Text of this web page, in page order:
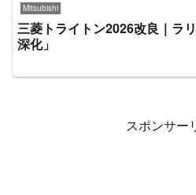
Mitsubishi
三菱トライトン2026改良｜ラ
深化」
スポンサー